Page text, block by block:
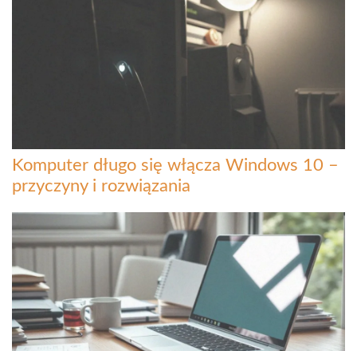
Komputer długo się włącza Windows 10 –
przyczyny i rozwiązania